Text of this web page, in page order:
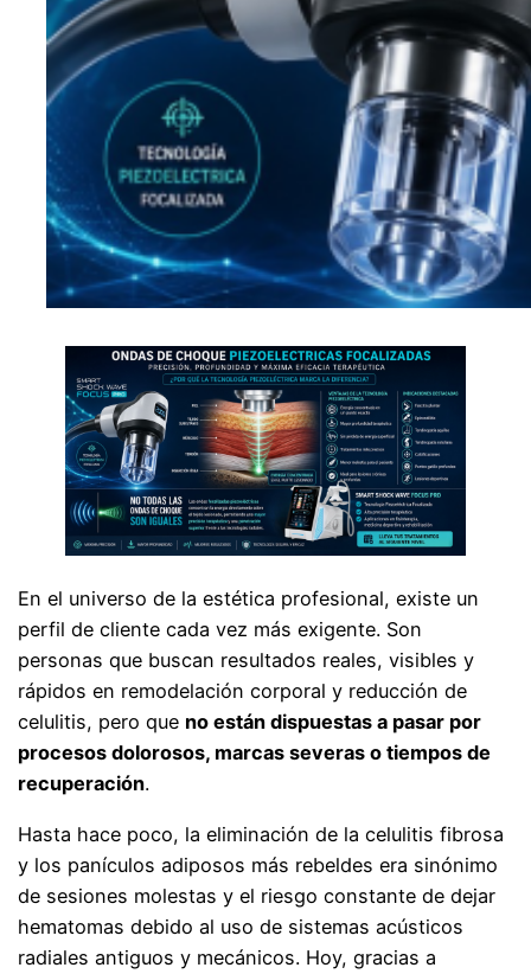
En el universo de la estética profesional, existe un
perfil de cliente cada vez más exigente. Son
personas que buscan resultados reales, visibles y
rápidos en remodelación corporal y reducción de
celulitis, pero que no están dispuestas a pasar por
procesos dolorosos, marcas severas o tiempos de
recuperación.
Hasta hace poco, la eliminación de la celulitis fibrosa
y los panículos adiposos más rebeldes era sinónimo
de sesiones molestas y el riesgo constante de dejar
hematomas debido al uso de sistemas acústicos
radiales antiguos y mecánicos. Hoy, gracias a